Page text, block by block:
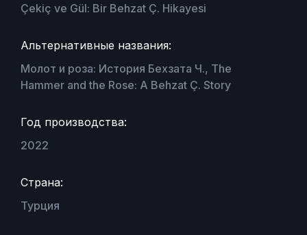
Çekiç ve Gül: Bir Behzat Ç. Hikayesi
Альтернативные названия:
Молот и роза: История Бехзата Ч., The
Hammer and the Rose: A Behzat Ç. Story
Год производства:
2022
Страна:
Турция